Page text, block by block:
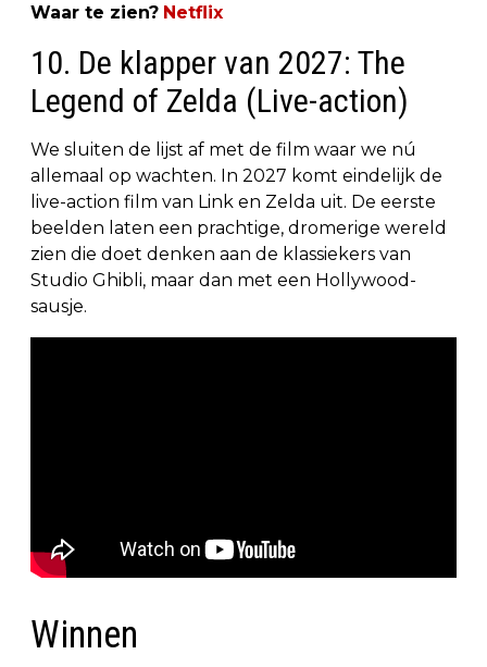
Waar te zien? Netflix
10. De klapper van 2027: The
Legend of Zelda (Live-action)
We sluiten de lijst af met de film waar we nú
allemaal op wachten. In 2027 komt eindelijk de
live-action film van Link en Zelda uit. De eerste
beelden laten een prachtige, dromerige wereld
zien die doet denken aan de klassiekers van
Studio Ghibli, maar dan met een Hollywood-
sausje.
Winnen